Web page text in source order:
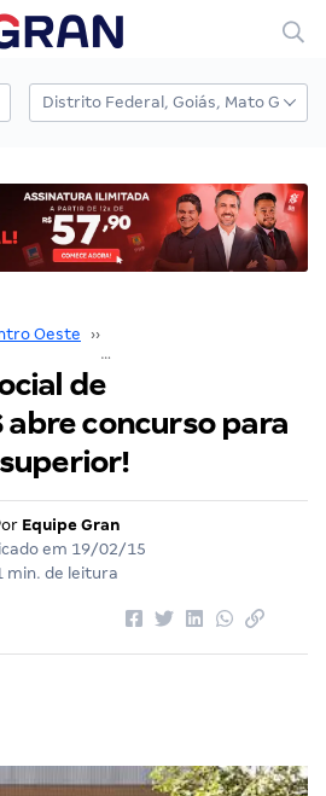
Oeste ››
de
concurso para
Equipe Gran
em 19/02/15
min. de leitura